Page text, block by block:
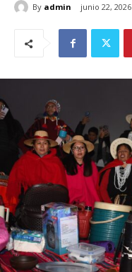
By admin junio 22, 2026